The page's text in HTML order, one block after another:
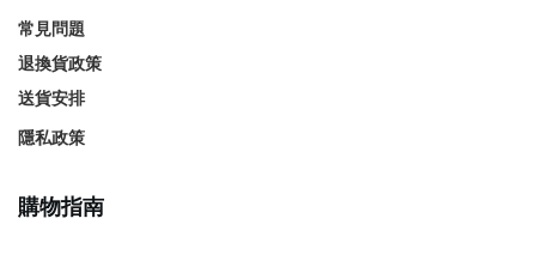
常見問題
退換貨政策
送貨安排
隱私政策
購物指南